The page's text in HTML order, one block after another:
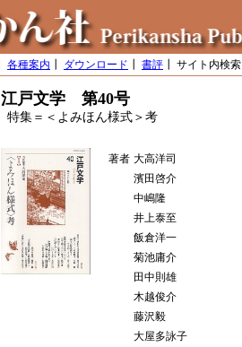
各種案内 ダウンロード 書評 ┃ サイト内検索
江戸文学 第40号
特集＝＜よみほん様式＞考
著者 大高洋司
濱田啓介
中嶋隆
井上泰至
飯倉洋一
菊池庸介
田中則雄
木越俊介
藤沢毅
大屋多詠子